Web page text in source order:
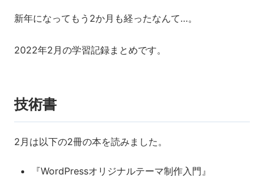
新年になってもう2か月も経ったなんて…。
2022年2月の学習記録まとめです。
技術書
2月は以下の2冊の本を読みました。
『WordPressオリジナルテーマ制作入門』